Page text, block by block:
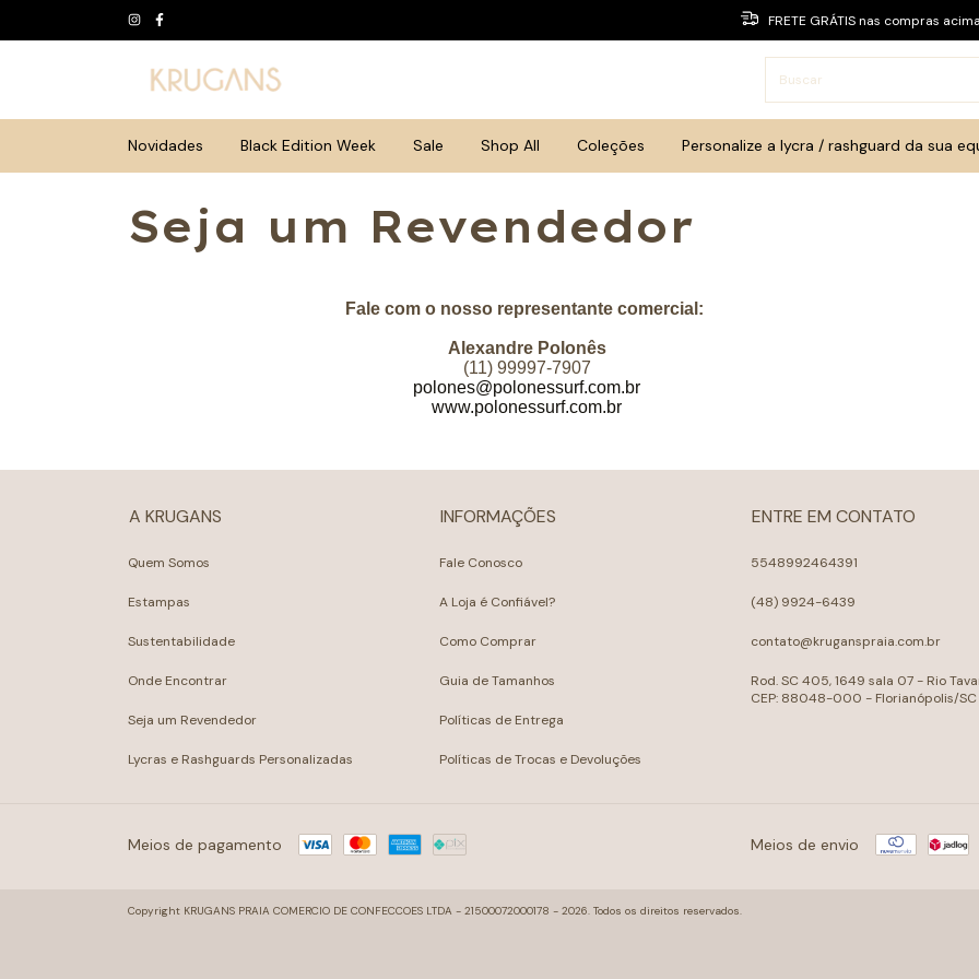
FRETE GRÁTIS nas compras
Novidades Black Edition Week Sale Shop All Coleções Personalize a lycra / rashguard da sua
Seja um Revendedor
Fale com o nosso representante comercial:
Alexandre Polonês
(11) 99997-7907
polones@polonessurf.com.br
www.polonessurf.com.br
A KRUGANS
Quem Somos
Estampas
Sustentabilidade
Onde Encontrar
Seja um Revendedor
Lycras e Rashguards Personalizadas
INFORMAÇÕES
Fale Conosco
A Loja é Confiável?
Como Comprar
Guia de Tamanhos
Políticas de Entrega
Políticas de Trocas e Devoluções
ENTRE EM CONTATO
5548992464391
(48) 9924-6439
contato@kruganspraia.com.br
Rod. SC 405, 1649 sala 07 - Rio
CEP: 88048-000 - Florianópolis/SC
Meios de pagamento Meios de envio
Copyright KRUGANS PRAIA COMERCIO DE CONFECCOES LTDA - 21500072000178 - 2026. Todos os direitos reservados.